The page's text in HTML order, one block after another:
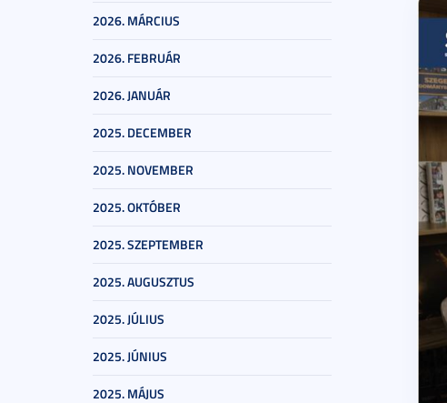
2026. MÁRCIUS
2026. FEBRUÁR
2026. JANUÁR
2025. DECEMBER
2025. NOVEMBER
2025. OKTÓBER
2025. SZEPTEMBER
2025. AUGUSZTUS
2025. JÚLIUS
2025. JÚNIUS
2025. MÁJUS